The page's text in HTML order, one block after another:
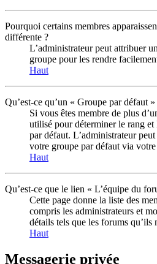
Pourquoi certains membres
différente ?
L’administrateur peut attribuer
groupe pour les rendre
Haut
Qu’est-ce qu’un « Groupe par défaut »
Si vous êtes membre de plus
utilisé pour déterminer le rang
par défaut. L’administrateur
votre groupe par défaut via
Haut
Qu’est-ce que le lien « L’équipe du
Cette page donne la liste des
compris les administrateurs et
détails tels que les forums qu’ils
Haut
Messagerie privée